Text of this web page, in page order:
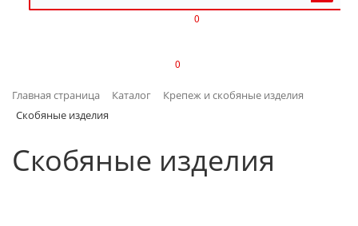
ИНТЕРЬЕР
0
0
Главная страница Каталог
Крепеж и скобяные изделия
Скобяные изделия
Скобяные изделия